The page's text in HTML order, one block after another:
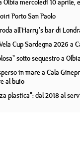
mercoledì 10 aprile,
Porto San Paolo
all'Harry's bar di
Cup Sardegna 2026 a
sotto sequestro a Olbia
in mare a Cala
al buio
plastica": dal 2018 al